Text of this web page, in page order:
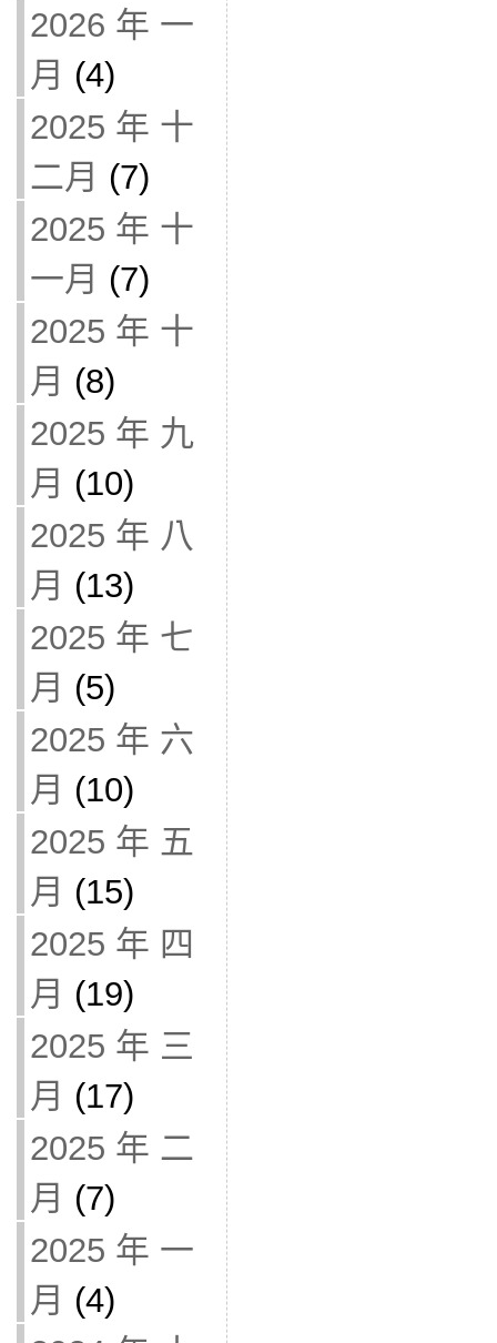
2026 年 一
月 (4)
2025 年 十
二月 (7)
2025 年 十
一月 (7)
2025 年 十
月 (8)
2025 年 九
月 (10)
2025 年 八
月 (13)
2025 年 七
月 (5)
2025 年 六
月 (10)
2025 年 五
月 (15)
2025 年 四
月 (19)
2025 年 三
月 (17)
2025 年 二
月 (7)
2025 年 一
月 (4)